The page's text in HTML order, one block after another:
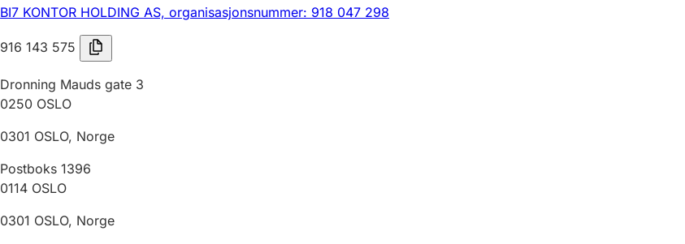
BI7 KONTOR HOLDING AS, organisasjonsnummer: 918 047 298
916 143 575
Dronning Mauds gate 3
0250 OSLO
0301 OSLO, Norge
Postboks 1396
0114 OSLO
0301 OSLO, Norge